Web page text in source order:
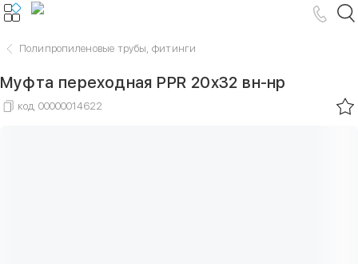
Полипропиленовые трубы, фитинги
Муфта переходная PPR 20х32 вн-нр
код 00000014622